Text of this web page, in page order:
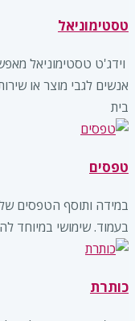
טסטימוניאל
וידג'ט טסטימוניאל
אנשים לגבי מוצר או
בית
טפסים
במידה ותוסף הטפסים
בעמוד. שימושי במיוחד
כותרת